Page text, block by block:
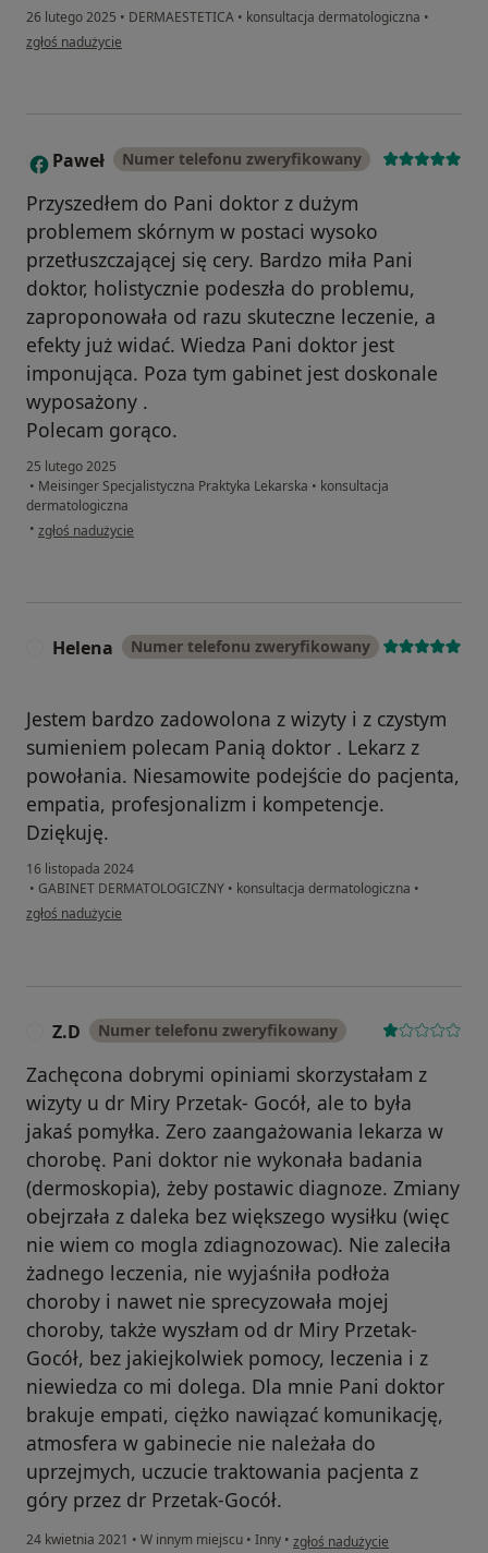
26 lutego 2025 • DERMAESTETICA • konsultacja dermatologiczna •
w opinii użytkownika natka94
zgłoś nadużycie
P Paweł Numer telefonu zweryfikowany
Przyszedłem do Pani doktor z dużym
problemem skórnym w postaci wysoko
przetłuszczającej się cery. Bardzo miła Pani
doktor, holistycznie podeszła do problemu,
zaproponowała od razu skuteczne leczenie, a
efekty już widać. Wiedza Pani doktor jest
imponująca. Poza tym gabinet jest doskonale
wyposażony .
Polecam gorąco.
25 lutego 2025
• Meisinger Specjalistyczna Praktyka Lekarska • konsultacja
dermatologiczna
• w opinii użytkownika Paweł
zgłoś nadużycie
Helena Numer telefonu zweryfikowany
Jestem bardzo zadowolona z wizyty i z czystym
sumieniem polecam Panią doktor . Lekarz z
powołania. Niesamowite podejście do pacjenta,
empatia, profesjonalizm i kompetencje.
Dziękuję.
16 listopada 2024
• GABINET DERMATOLOGICZNY • konsultacja dermatologiczna •
w opinii użytkownika Helena
zgłoś nadużycie
Z.D Numer telefonu zweryfikowany
Zachęcona dobrymi opiniami skorzystałam z
wizyty u dr Miry Przetak- Gocół, ale to była
jakaś pomyłka. Zero zaangażowania lekarza w
chorobę. Pani doktor nie wykonała badania
(dermoskopia), żeby postawic diagnoze. Zmiany
obejrzała z daleka bez większego wysiłku (więc
nie wiem co mogla zdiagnozowac). Nie zaleciła
żadnego leczenia, nie wyjaśniła podłoża
choroby i nawet nie sprecyzowała mojej
choroby, także wyszłam od dr Miry Przetak-
Gocół, bez jakiejkolwiek pomocy, leczenia i z
niewiedza co mi dolega. Dla mnie Pani doktor
brakuje empati, ciężko nawiązać komunikację,
atmosfera w gabinecie nie należała do
uprzejmych, uczucie traktowania pacjenta z
góry przez dr Przetak-Gocół.
24 kwietnia 2021 • W innym miejscu • Inny • w opinii użytkownika Z.D
zgłoś nadużycie